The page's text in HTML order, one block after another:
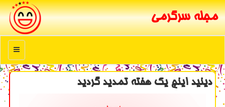
مجله سرگرمی
منو
دینید اینچ یك هفته تمدید گردید